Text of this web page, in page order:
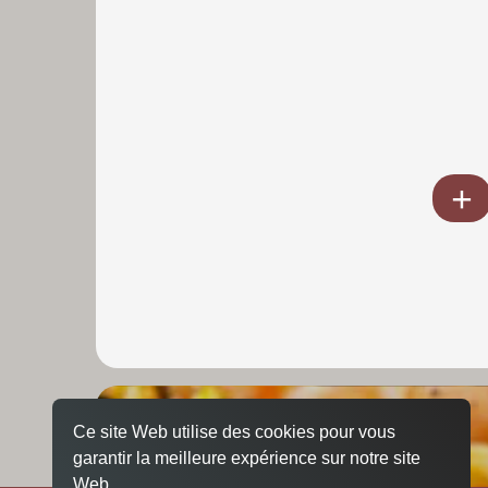
Ce site Web utilise des cookies pour vous
garantir la meilleure expérience sur notre site